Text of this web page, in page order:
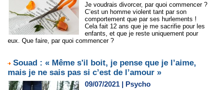
Je voudrais divorcer, par quoi commencer ?
C’est un homme violent tant par son
comportement que par ses hurlements !
Cela fait 12 ans que je me sacrifie pour les
enfants, et que je reste uniquement pour
eux. Que faire, par quoi commencer ?
Souad : « Même s'il boit, je pense que je l’aime,
mais je ne sais pas si c’est de l’amour »
09/07/2021 | Psycho